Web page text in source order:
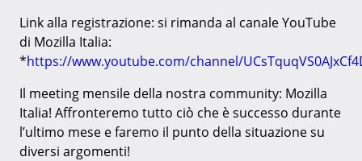
Link alla registrazione: si rimanda al canale YouTube
di Mozilla Italia:
*https://www.youtube.com/channel/
Il meeting mensile della nostra community: Mozilla
Italia! Affronteremo tutto ciò che è successo durante
l’ultimo mese e faremo il punto della situazione su
diversi argomenti!